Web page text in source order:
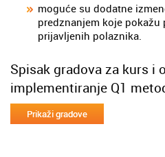
moguće su dodatne
predznanjem koje
prijavljenih polaznika.
Spisak gradova za kurs i
implementiranje Q1